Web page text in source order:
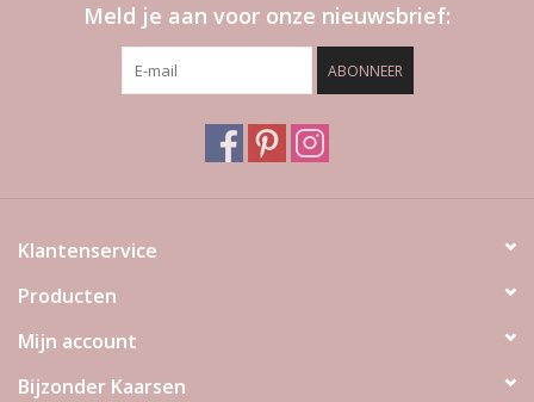
Meld je aan voor onze nieuwsbrief:
ABONNEER
Klantenservice
Producten
Mijn account
Bijzonder Kaarsen